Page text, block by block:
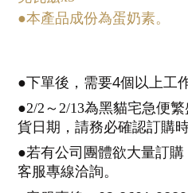
●本產品成份為蛋奶素。
●下單後，需要4個以上工
●2/2 ～ 2/13為黑貓宅急便
貨日期，請務必確認訂購時
●若有公司團體欲大量訂
客服專線洽詢。